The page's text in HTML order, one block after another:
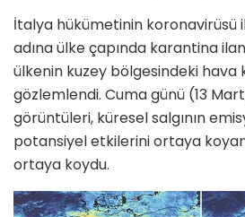
İtalya hükümetinin
adına ülke çapında karantina
ülkenin kuzey bölgesindeki
gözlemlendi. Cuma günü (13
görüntüleri, küresel salgının
potansiyel etkilerini ortaya
ortaya koydu.